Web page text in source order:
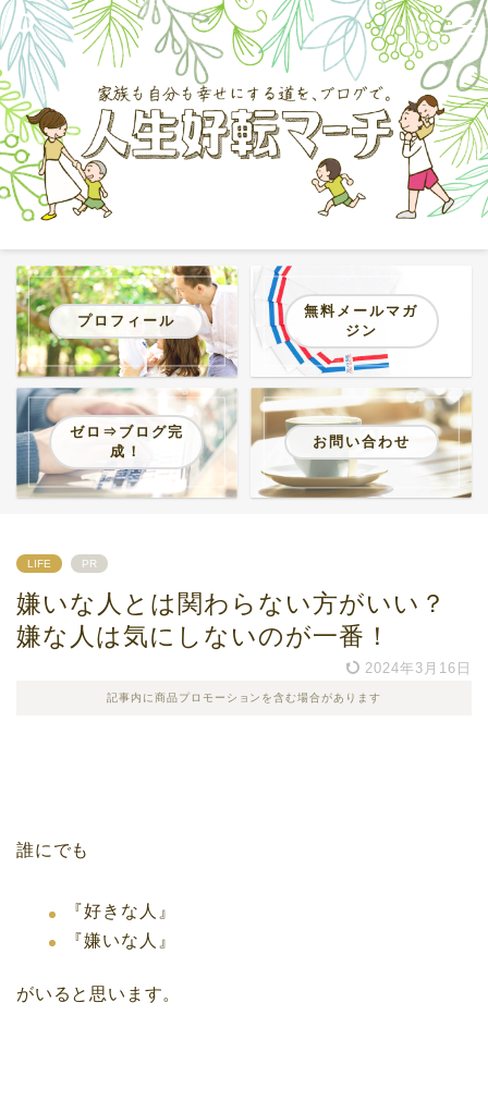
プロフィール
無料メールマガ
ジン
ゼロ⇒ブログ完
成！
お問い合わせ
LIFE PR
嫌いな人とは関わらない方がいい？
嫌な人は気にしないのが一番！
2024年3月16日
記事内に商品プロモーションを含む場合があります
誰にでも
『好きな人』
『嫌いな人』
がいると思います。